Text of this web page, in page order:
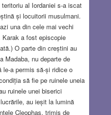
al Iordaniei s-a iscat
și locuitorii musulmani.
una din cele mai vechi
a fost episcopie
O parte din creștini au
Madaba, nu departe de
le-a permis să-și ridice o
să fie pe ruinele uneia
ruinele unei biserici
au ieșit la lumină
Cleophas, trimis de